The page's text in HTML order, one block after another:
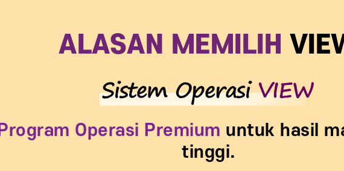
ALASAN MEMILIH
Program Operasi Premium untuk hasil
tinggi.